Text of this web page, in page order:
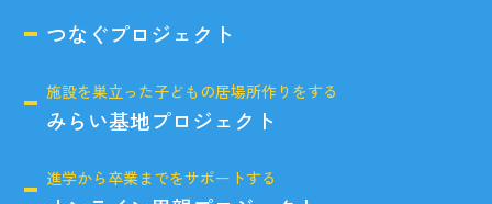
つなぐプロジェクト
施設を巣立った子どもの居場所作りをする
みらい基地プロジェクト
進学から卒業までをサポートする